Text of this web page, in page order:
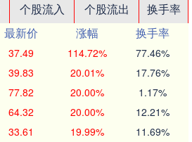
个股流入 个股流出
换手率
最新价 涨幅
换手率
37.49 114.72% 77.46%
39.83 20.01% 17.76%
77.82 20.00% 1.17%
64.32 20.00% 12.21%
33.61 19.99% 11.69%